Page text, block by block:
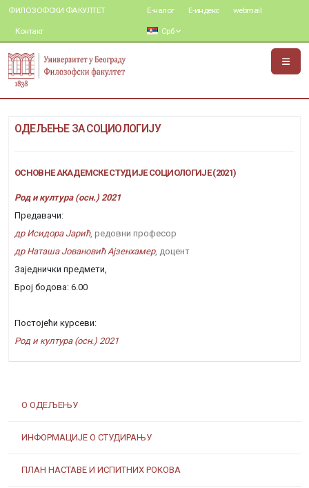
ФИЛОЗОФСКИ ФАКУЛТЕТ
Контакт
Е-налог Е-индекс webmail
Срб
О ОДЕЉЕЊУ
ИНФОРМАЦИЈЕ О СТУДИРАЊУ
ПЛАН НАСТАВЕ И ИСПИТНИХ РОКОВА
ОДЕЉЕЊЕ ЗА СОЦИОЛОГИЈУ
ОСНОВНЕ АКАДЕМСКЕ СТУДИЈЕ СОЦИОЛОГИЈЕ (2021)
Род и култура (осн.) 2021
Предавачи:
др Исидора Јарић, редовни професор
др Наташа Јовановић Ајзенхамер, доцент
Заједнички предмети,
Број бодова: 6.00
Постојећи курсеви:
Род и култура (осн.) 2021